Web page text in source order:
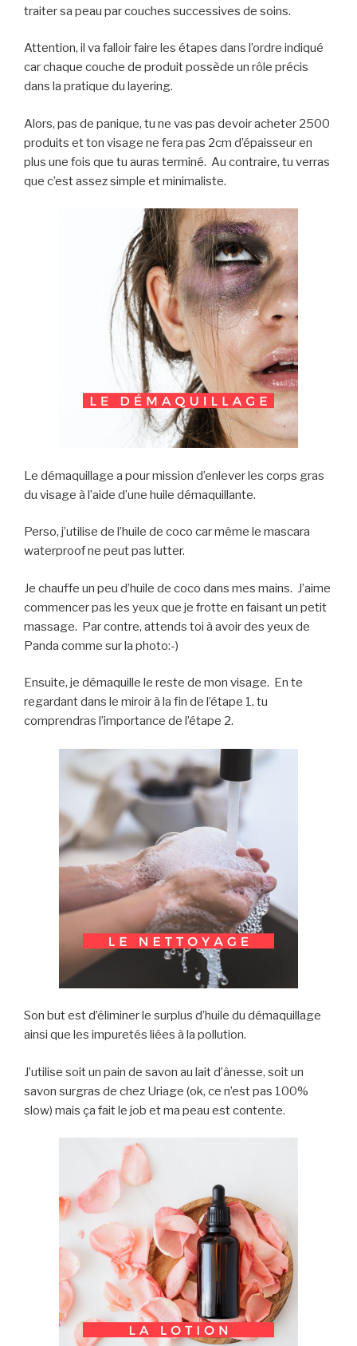
traiter sa peau par couches successives de soins.
Attention, il va falloir faire les étapes dans l’ordre indiqué
car chaque couche de produit possède un rôle précis
dans la pratique du layering.
Alors, pas de panique, tu ne vas pas devoir acheter 2500
produits et ton visage ne fera pas 2cm d’épaisseur en
plus une fois que tu auras terminé. Au contraire, tu verras
que c’est assez simple et minimaliste.
Le démaquillage a pour mission d’enlever les corps gras
du visage à l’aide d’une huile démaquillante.
Perso, j’utilise de l’huile de coco car même le mascara
waterproof ne peut pas lutter.
Je chauffe un peu d’huile de coco dans mes mains. J’aime
commencer pas les yeux que je frotte en faisant un petit
massage. Par contre, attends toi à avoir des yeux de
Panda comme sur la photo:-)
Ensuite, je démaquille le reste de mon visage. En te
regardant dans le miroir à la fin de l’étape 1, tu
comprendras l’importance de l’étape 2.
Son but est d’éliminer le surplus d’huile du démaquillage
ainsi que les impuretés liées à la pollution.
J’utilise soit un pain de savon au lait d’ânesse, soit un
savon surgras de chez Uriage (ok, ce n’est pas 100%
slow) mais ça fait le job et ma peau est contente.